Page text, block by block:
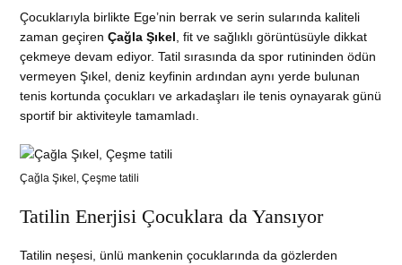
Çocuklarıyla birlikte Ege’nin berrak ve serin sularında kaliteli
zaman geçirenÇağla Şıkel , fit ve sağlıklı görüntüsüyle dikkat
çekmeye devam ediyor. Tatil sırasında da spor rutininden ödün
vermeyen Şıkel, deniz keyfinin ardından aynı yerde bulunan
tenis kortunda çocukları ve arkadaşları ile tenis oynayarak günü
sportif bir aktiviteyle tamamladı.
Çağla Şıkel, Çeşme tatili
Tatilin Enerjisi Çocuklara da Yansıyor
Tatilin neşesi, ünlü mankenin çocuklarında da gözlerden